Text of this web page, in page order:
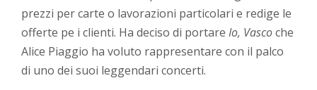
prezzi per carte o lavorazioni particolari e redige le
offerte pe i clienti. Ha deciso di portareIo, Vascoche
Alice Piaggio ha voluto rappresentare con il palco
di uno dei suoi leggendari concerti.